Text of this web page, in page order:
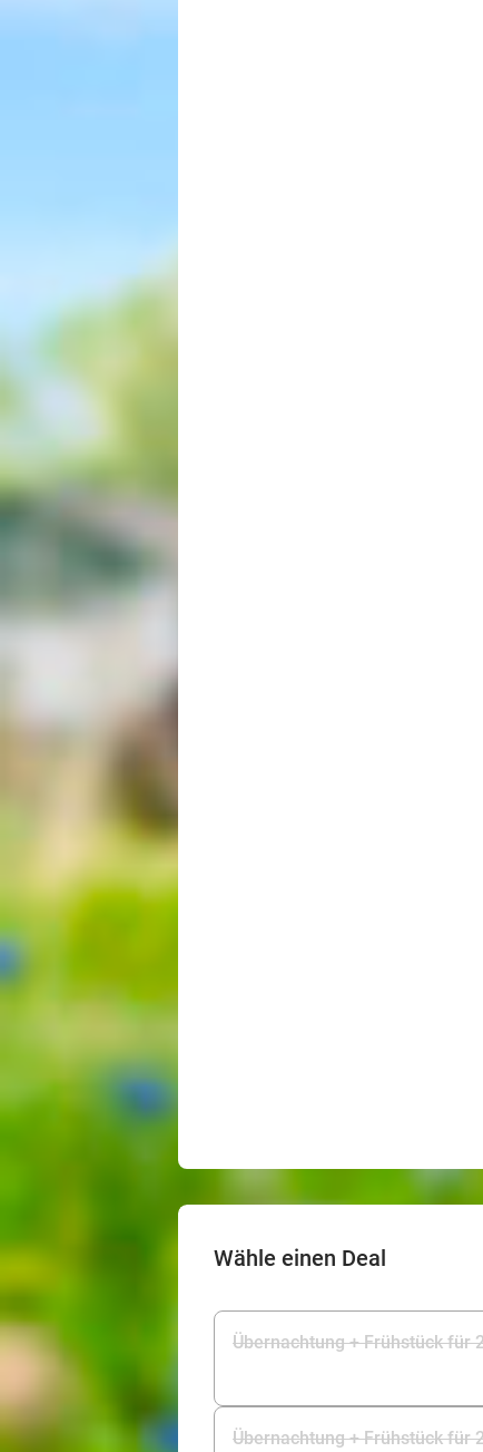
Wähle einen Deal
Übernachtung + Frühstück für
Übernachtung + Frühstück für